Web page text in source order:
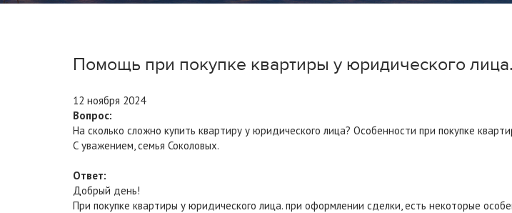
Помощь при покупке квартиры у юридического лица.
12 ноября 2024
Вопрос:
На сколько сложно купить квартиру у юридического лица? Особенности при покупке
С уважением, семья Соколовых.
Ответ:
Добрый день!
При покупке квартиры у юридического лица. при оформлении сделки, есть некоторые